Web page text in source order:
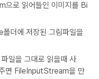
으로 읽어들인 이미지를 Bi
더에 저장된 그림파일을
리턴.
일을 그대로 읽을때 사
면 FileInputStream을 만